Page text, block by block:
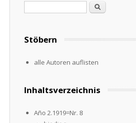
Search
Stöbern
alle Autoren auflisten
Inhaltsverzeichnis
Año 2.1919=Nr. 8